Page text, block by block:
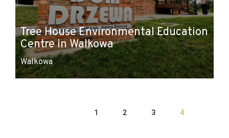
Tree House Environmental Education
Centre in Walkowa
Walkowa
1 2 3 4